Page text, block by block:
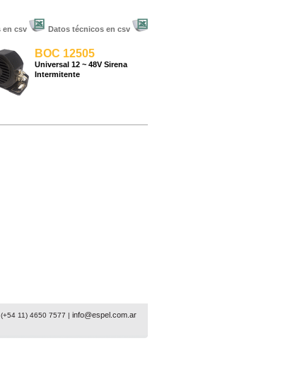
en csv Datos técnicos en csv
BOC 12505
Universal 12 ~ 48V Sirena
Intermitente
11) 4650 7577 | info@espel.com.ar